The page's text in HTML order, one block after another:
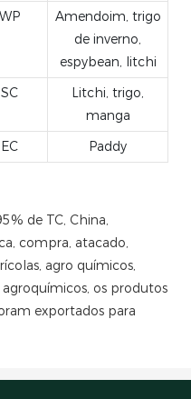
WP
Amendoim, trigo
de inverno,
espybean, litchi
SC
Litchi, trigo,
manga
EC Paddy
de TC, China,
compra, atacado,
agro químicos,
os produtos
exportados para